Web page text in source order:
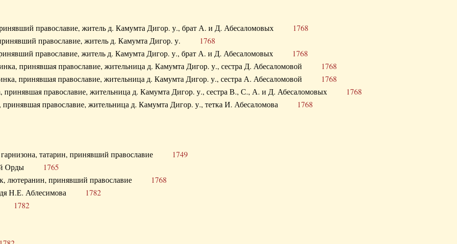
православие, житель д. Камумта Дигор. у., брат А. и Д. Абесаломовых 1768
православие, житель д. Камумта Дигор. у. 1768
православие, житель д. Камумта Дигор. у., брат А. и Д. Абесаломовых 1768
принявшая православие, жительница д. Камумта Дигор. у., сестра Д. Абесаломовой 1768
принявшая православие, жительница д. Камумта Дигор. у., сестра А. Абесаломовой 1768
принявшая православие, жительница д. Камумта Дигор. у., сестра В., С., А. и Д. Абесаломовых 1768
принявшая православие, жительница д. Камумта Дигор. у., тетка И. Абесаломова 1768
гарнизона, татарин, принявший православие 1749
Орды 1765
лютеранин, принявший православие 1768
Н.Е. Аблесимова 1782
1782